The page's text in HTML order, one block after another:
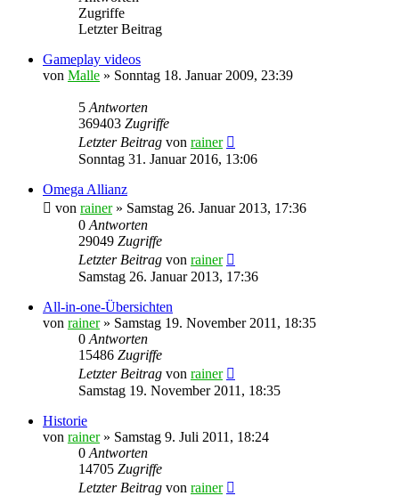
Zugriffe
Letzter Beitrag
Gameplay videos
von Malle » Sonntag 18. Januar 2009, 23:39
5 Antworten
369403 Zugriffe
Letzter Beitrag von rainer
Sonntag 31. Januar 2016, 13:06
Omega Allianz
von rainer» Samstag 26. Januar 2013, 17:36
0 Antworten
29049 Zugriffe
Letzter Beitrag von rainer
Samstag 26. Januar 2013, 17:36
All-in-one-Übersichten
von rainer» Samstag 19. November 2011, 18:35
0 Antworten
15486 Zugriffe
Letzter Beitrag von rainer
Samstag 19. November 2011, 18:35
Historie
von rainer» Samstag 9. Juli 2011, 18:24
0 Antworten
14705 Zugriffe
Letzter Beitrag von rainer